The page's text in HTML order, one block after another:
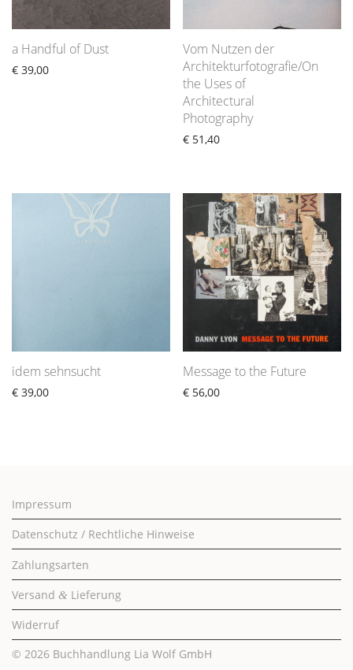
a Handful of Dust
€ 39,00
Vom Nutzen der
Architekturfotografie/On
the Uses of
Architectural
Photography
€ 51,40
idem sehnsucht
€ 39,00
Message to the Future
€ 56,00
Impressum
Datenschutz / Rechtliche Hinweise
Zahlungsarten
Versand & Lieferung
Widerruf
© 2026 Buchhandlung Lia Wolf GmbH